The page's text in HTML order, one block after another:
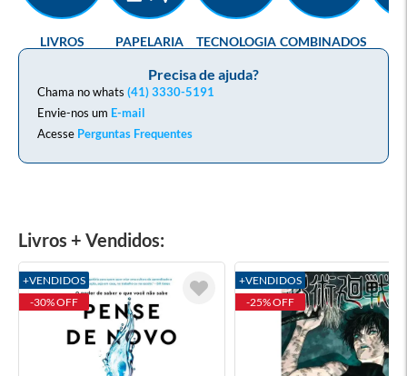
Precisa de ajuda?
Chama no whats (41) 3330-5191
Envie-nos um E-mail
Acesse Perguntas Frequentes
LIVROS PAPELARIA TECNOLOGIA COMBINADOS
Livros + Vendidos:
+VENDIDOS
-30% OFF
+VENDIDOS
-25% OFF